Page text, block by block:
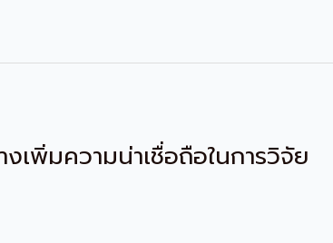
พิ่มความน่าเชื่อถือในการวิจัย